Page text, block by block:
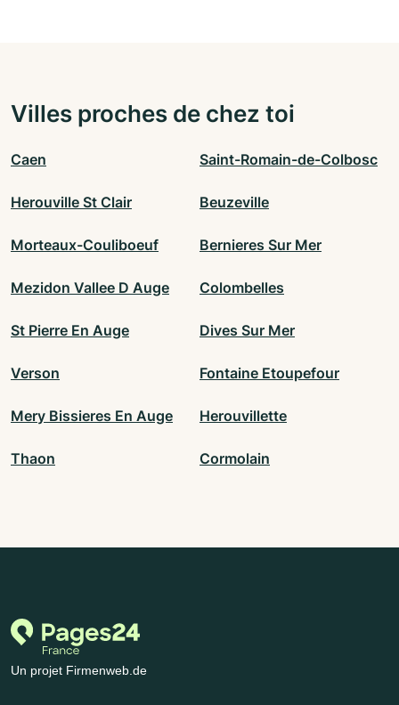
Villes proches de chez toi
Caen Saint-Romain-de-Colbosc
Herouville St Clair Beuzeville
Morteaux-Couliboeuf Bernieres Sur Mer
Mezidon Vallee D Auge Colombelles
St Pierre En Auge Dives Sur Mer
Verson Fontaine Etoupefour
Mery Bissieres En Auge Herouvillette
Thaon Cormolain
Un projet Firmenweb.de